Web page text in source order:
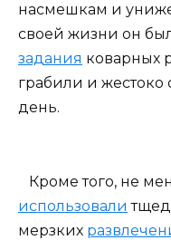
насмешкам и
своей жизни он
задания коварных
грабили и
день.
Кроме того, не
использовали
мерзких